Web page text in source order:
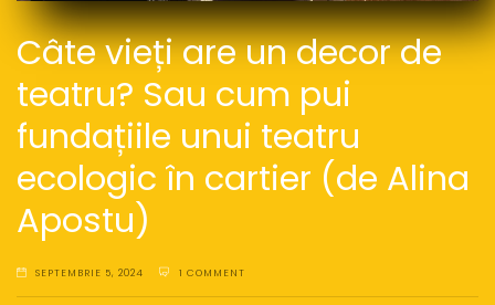
Câte vieți are un decor de
teatru? Sau cum pui
fundațiile unui teatru
ecologic în cartier (de Alina
Apostu)
SEPTEMBRIE 5, 2024 1 COMMENT